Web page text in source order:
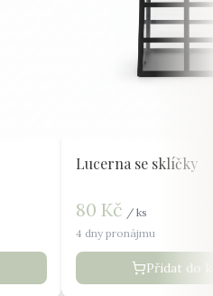
Lucerna se sklíčky
80 Kč / ks
4 dny pronájmu
Přidat do